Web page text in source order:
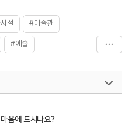
설 #미술관
#예술
033-738-3425
음에 드시나요?